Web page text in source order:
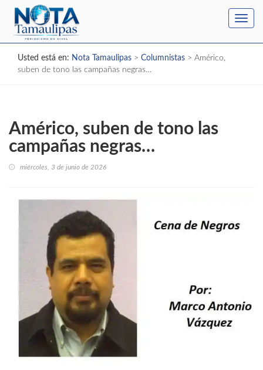
Usted está en: Nota Tamaulipas > Columnistas > Américo,
suben de tono las campañas negras…
Américo, suben de tono las
campañas negras…
miércoles, 3 de junio de 2026